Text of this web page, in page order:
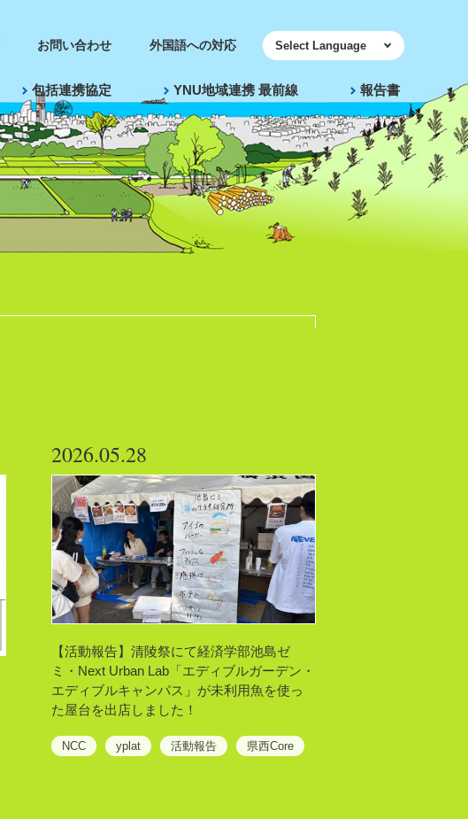
包括連携協定 YNU地域連携 最前線 報告書
お問い合わせ 外国語への対応
2026.05.28
【活動報告】清陵祭にて経済学部池島ゼ
ミ・Next Urban Lab「エディブルガーデン・
エディブルキャンパス」が未利用魚を使っ
た屋台を出店しました！
NCC yplat 活動報告 県西Core